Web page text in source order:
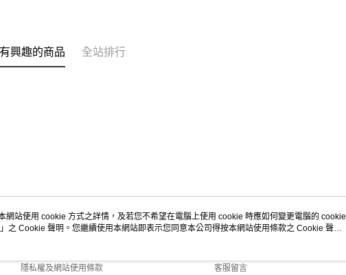
興趣的商品 全站排行
關於我們
隱私權及網站使用條款
客服資訊
客服留言
網站使用 cookie 方式之詳情，及若您不希望在電腦上使用 cookie 時應如何變更電腦的 cookie
」之 Cookie 聲明。您繼續使用本網站即表示您同意本公司得按本網站使用條款之 Cookie 聲明